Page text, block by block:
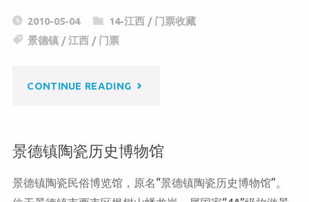
C
h
a
W
b
c
e
o
2010-05-04 14-江西/ 门票收藏
景德镇 /江西 / 门票
CONTINUE READING"景
镇
古
景德镇陶瓷历史博物馆
景德镇陶瓷民俗博览馆，原名“景德镇陶瓷历史博物馆”。